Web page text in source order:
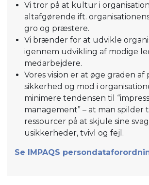
Vi tror på at kultur i
altafgørende ift.
gro og præstere.
Vi brænder for at udvikle
igennem udvikling af modige
medarbejdere.
Vores vision er at øge graden af
sikkerhed og mod i
minimere tendensen til
management” – at man spilder
ressourcer på at skjule sine
usikkerheder, tvivl og fejl.
Se IMPAQS